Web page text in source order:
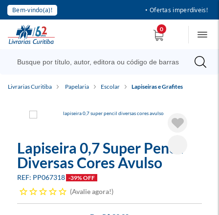
Bem-vindo(a)! • Ofertas imperdíveis!
0
Livrarias Curitiba Papelaria Escolar Lapiseiras e Grafites
Lapiseira 0,7 Super Pencil
Diversas Cores Avulso
PP067318 -39% OFF
Avalie agora!